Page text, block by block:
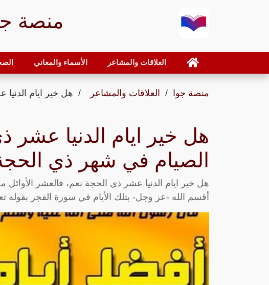
منصة
العلاقات والمشاعر الأسماء والمعاني
منصة جوا العلاقات والمشاعر هل خير ايام
هل خير ايام الدنيا
الصيام في شهر ذي
هل خير ايام الدنيا عشر ذي الحجة نعم، فالعشر
أقسم الله -عز وجل- بتلك الأيام في سورة الفجر بقوله